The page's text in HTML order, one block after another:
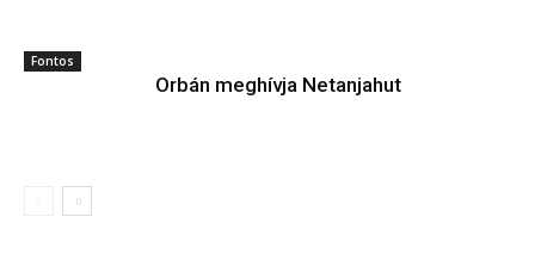
Fontos
Orbán meghívja Netanjahut